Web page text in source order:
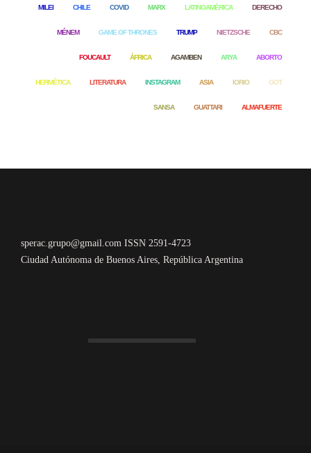
MILEI CHILE COVID MARX LATINOAMÉRICA DERECHO
MÉNEM GAME OF THRONES TRUMP NIETZSCHE CBC
FOUCAULT ÁFRICA AGAMBEN ARYA ABORTO
HERMÉTICA LITERATURA INSTAGRAM ASIA IORIO GOT
SANSA GUATTARI ALMAFUERTE
sperac.grupo@gmail.com ISSN 2591-4723
Ciudad Autónoma de Buenos Aires, República Argentina